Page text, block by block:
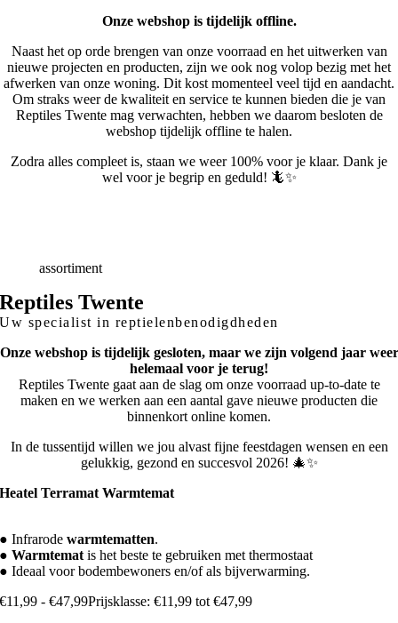
Onze webshop is tijdelijk offline.
Naast het op orde brengen van onze voorraad en het uitwerken van
nieuwe projecten en producten, zijn we ook nog volop bezig met het
afwerken van onze woning. Dit kost momenteel veel tijd en aandacht.
Om straks weer de kwaliteit en service te kunnen bieden die je van
Reptiles Twente mag verwachten, hebben we daarom besloten de
webshop tijdelijk offline te halen.
Zodra alles compleet is, staan we weer 100% voor je klaar. Dank je
wel voor je begrip en geduld! 🦎✨
Breedassortiment
Reptiles Twente
Uw specialist in reptielenbenodigdheden
Onze webshop is tijdelijk gesloten, maar we zijn volgend jaar weer
helemaal voor je terug!
Reptiles Twente gaat aan de slag om onze voorraad up-to-date te
maken en we werken aan een aantal gave nieuwe producten die
binnenkort online komen.
In de tussentijd willen we jou alvast fijne feestdagen wensen en een
gelukkig, gezond en succesvol 2026! 🎄✨
Heatel Terramat Warmtemat
● Infrarodewarmtematten.
●Warmtemat is het beste te gebruiken met thermostaat
● Ideaal voor bodembewoners en/of als bijverwarming.
€11,99 - €47,99Prijsklasse: €11,99 tot €47,99